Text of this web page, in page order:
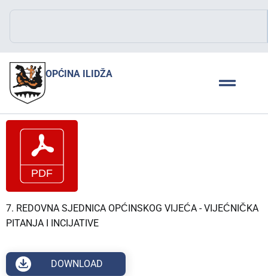
OPĆINA ILIDŽA
7. REDOVNA SJEDNICA OPĆINSKOG VIJEĆA - VIJEĆNIČKA
PITANJA I INCIJATIVE
DOWNLOAD